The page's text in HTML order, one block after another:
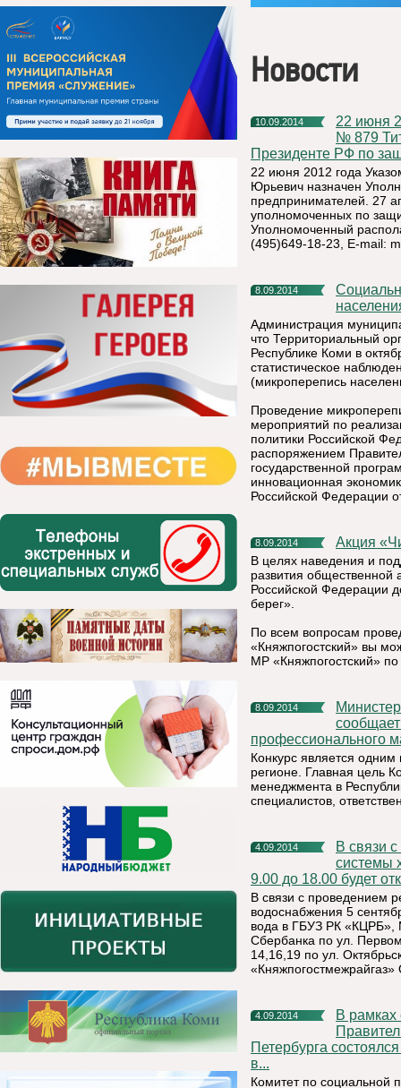
Новости
10.09.2014
22 июня 2012 года Указом Президента Российской Федерации
№ 879
Президенте РФ по
22 июня 2012 года
Юрьевич назначен
предпринимателей. 27
уполномоченных по
Уполномоченный
(495)649-18-23, E-mail:
8.09.2014
Социально-демографическое обследование (микроперепись
Администрация
что Территориальный
Республике Коми в
статистическое
(микроперепись
Проведение
мероприятий по
политики Российской
распоряжением
государственной
инновационная
Российской Федерации
8.09.2014 Акция
В целях наведения и
развития общественной
Российской Федерации
берег».
По всем вопросам
«Княжпогостский» вы
МР «Княжпогостский»
8.09.2014
Министерство экономического развития Республики Коми
сообщает
профессионального
Конкурс является
регионе. Главная цель
менеджмента в
специалистов,
4.09.2014
В связи с проведением ремонтно-восстановительных работ
системы
9.00 до 18.00 будет
В связи с проведением
водоснабжения 5
вода в ГБУЗ РК «КЦРБ»,
Сбербанка по ул.
14,16,19 по ул.
4.09.2014
В рамках соглашения о сотрудничестве между
Петербурга
в...
Комитет по социальной